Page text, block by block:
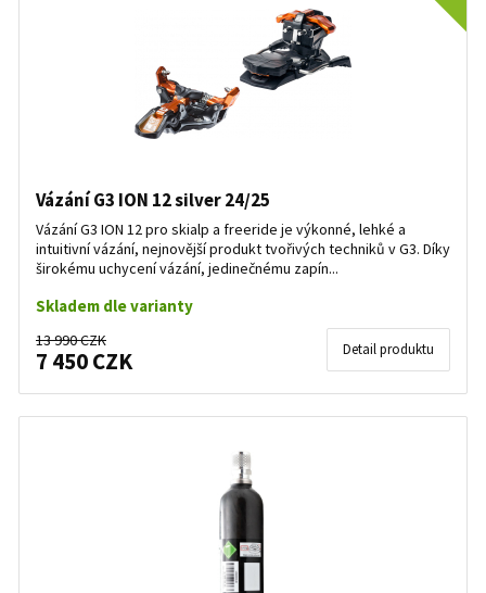
Vázání G3 ION 12 silver 24/25
Vázání G3 ION 12 pro skialp a freeride je výkonné, lehké a
intuitivní vázání, nejnovější produkt tvořivých techniků v G3. Díky
širokému uchycení vázání, jedinečnému zapín...
Skladem dle varianty
13 990 CZK
7 450 CZK Detail produktu